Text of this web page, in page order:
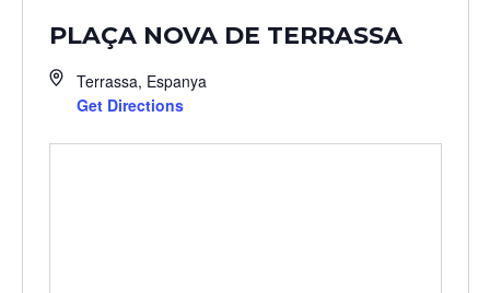
PLAÇA NOVA DE TERRASSA
Terrassa, Espanya
Get Directions